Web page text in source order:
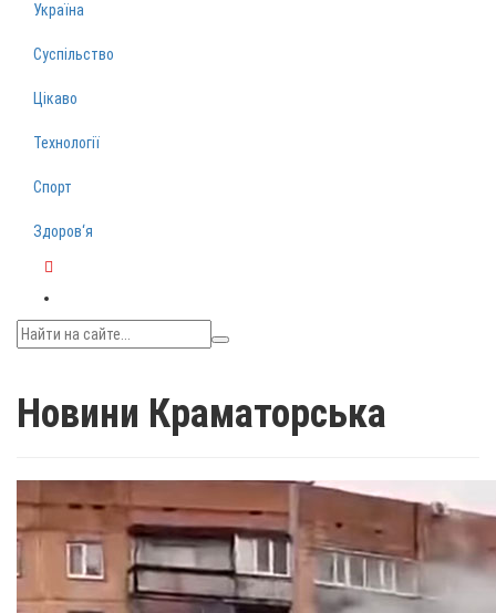
Україна
Суспільство
Цікаво
Технології
Спорт
Здоров‘я
Новини Краматорська